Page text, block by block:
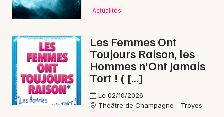
Actualités
Les Femmes Ont
Toujours Raison, les
Hommes n'Ont Jamais
Tort ! ( […]
Le 02/10/2026
Théâtre de Champagne - Troyes